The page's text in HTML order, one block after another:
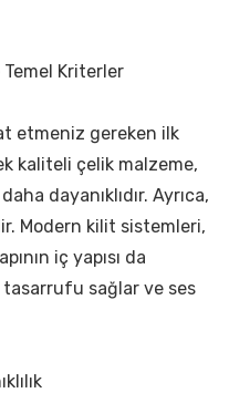
Temel Kriterler
etmeniz gereken ilk
kaliteli çelik malzeme,
dayanıklıdır. Ayrıca,
Modern kilit sistemleri,
iç yapısı da
tasarrufu sağlar ve ses